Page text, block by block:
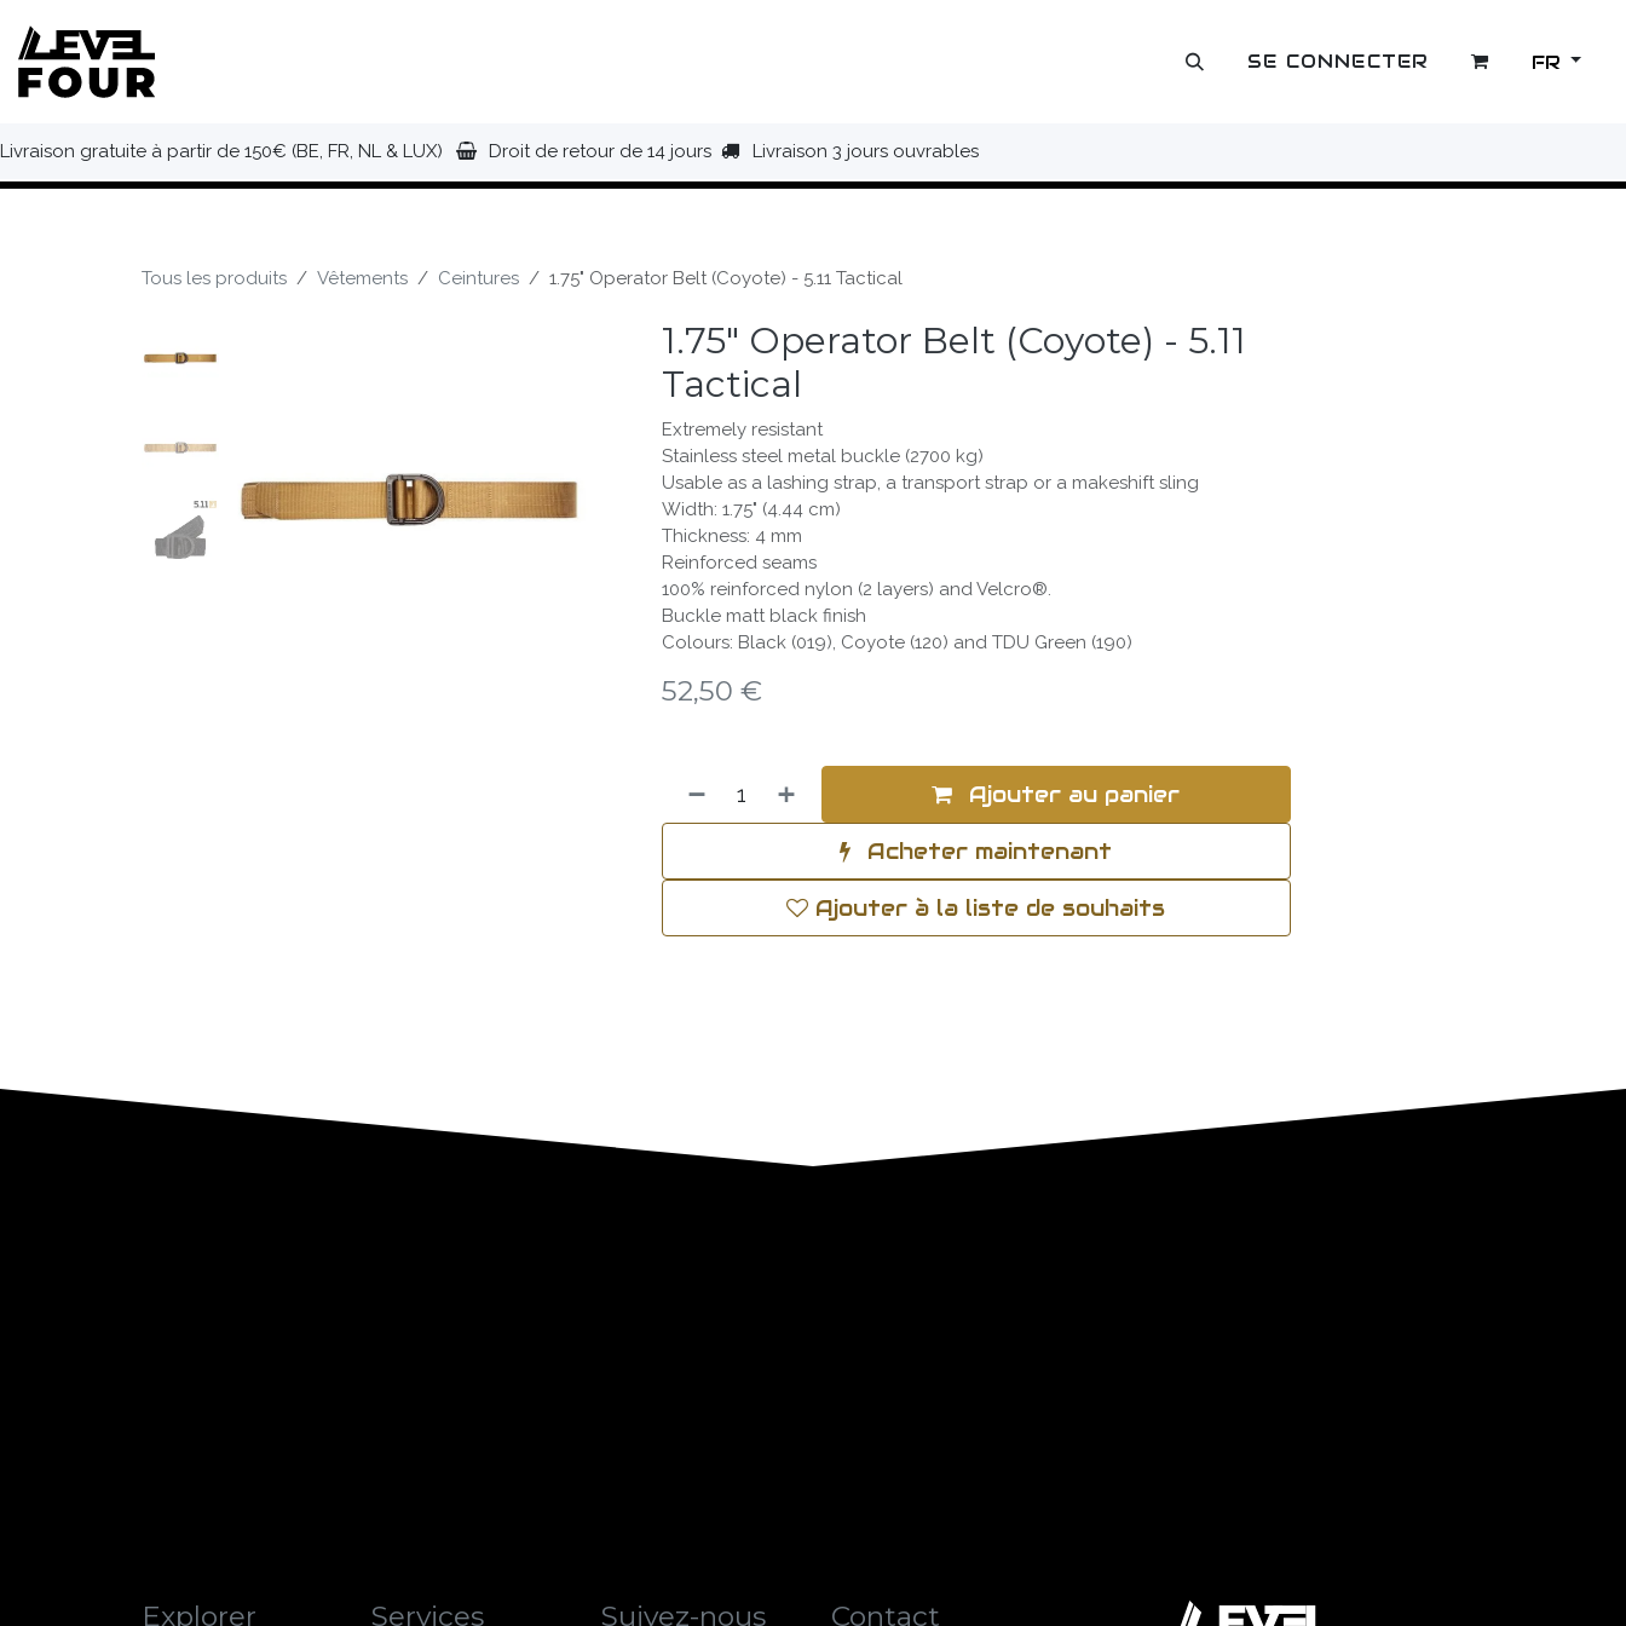
OUTLET SE CONNECTER FR
Livraison gratuite à partir de 150€ (BE, FR, NL & LUX) Droit de retour de 14 jours Livraison 3 jours ouvrables
Tous les produits Vêtements Ceintures 1.75" Operator Belt (Coyote) - 5.11 Tactical
1.75" Operator Belt (Coyote) - 5.11
Tactical
Extremely resistant
Stainless steel metal buckle (2700 kg)
Usable as a lashing strap, a transport strap or a makeshift sling
Width: 1.75" (4.44 cm)
Thickness: 4 mm
Reinforced seams
100% reinforced nylon (2 layers) and Velcro®.
Buckle matt black finish
Colours: Black (019), Coyote (120) and TDU Green (190)
52,50 €
Ajouter au panier
Acheter maintenant
Ajouter à la liste de souhaits
Explorer Services Suivez-nous Contact